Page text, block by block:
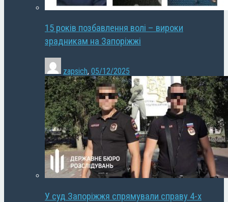
15 років позбавлення волі – вироки
зрадникам на Запоріжжі
zapsich, 05/12/2025
У суд Запоріжжя спрямували справу 4-х